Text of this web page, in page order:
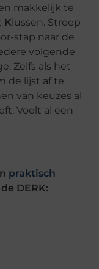
makkelijk te
K lussen. Streep
stap naar de
volgende
Zelfs als het
de lijst af te
van keuzes al
Voelt al een
praktisch
DERK: